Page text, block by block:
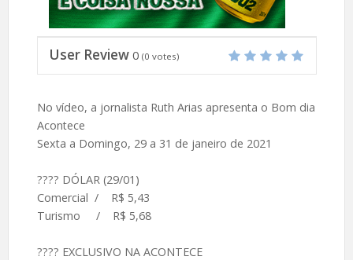
User Review 0 (0 votes)
No vídeo, a jornalista Ruth Arias apresenta o Bom dia
Acontece
Sexta a Domingo, 29 a 31 de janeiro de 2021
???? DÓLAR (29/01)
Comercial / R$ 5,43
Turismo / R$ 5,68
???? EXCLUSIVO NA ACONTECE